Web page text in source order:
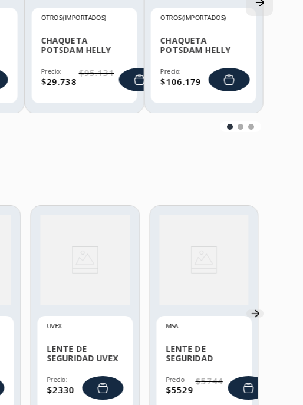
OTROS (IMPORTADOS)
CHAQUETA
POTSDAM HELLY
Precio:
$29.738
$95.131
OTROS (IMPORTADOS)
CHAQUETA
POTSDAM HELLY
Precio:
$106.179
UVEX
LENTE DE
SEGURIDAD UVEX
Precio:
$2330
MSA
LENTE DE
SEGURIDAD
Precio:
$5529
$5744